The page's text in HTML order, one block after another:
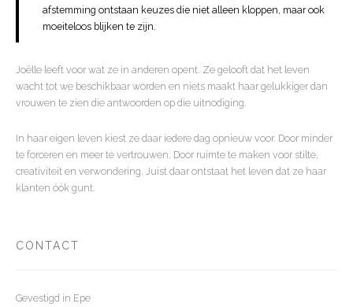
afstemming ontstaan keuzes die niet alleen kloppen, maar ook
moeiteloos blijken te zijn.
Joëlle leeft voor wat ze in anderen opent. Ze gelooft dat het leven
wacht tot we beschikbaar worden en niets maakt haar gelukkiger dan
vrouwen te zien die antwoorden op die uitnodiging.
In haar eigen leven kiest ze daar iedere dag opnieuw voor. Door minder
te forceren en meer te vertrouwen. Door ruimte te maken voor stilte,
creativiteit en verwondering. Juist daar ontstaat het leven dat ze haar
klanten óók gunt.
CONTACT
Gevestigd in Epe